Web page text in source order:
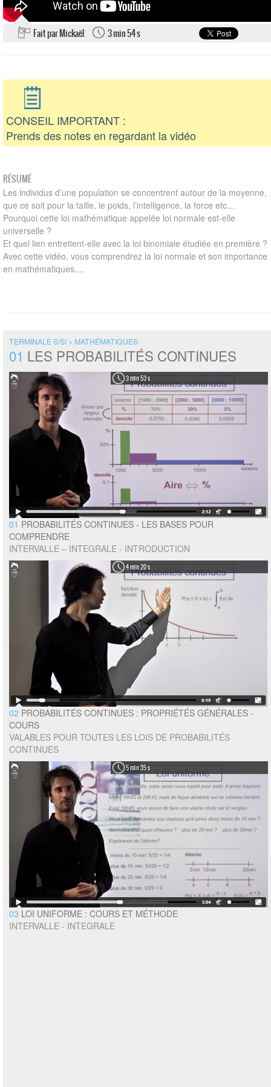
Fait par Mickaël 3 min 54 s
CONSEIL IMPORTANT :
Prends des notes en regardant la vidéo
RÉSUMÉ
Les individus d’une population se concentrent autour de la moyenne,
que ce soit pour la taille, le poids, l’intelligence, la force etc…
Pourquoi cette loi mathématique appelée loi normale est-elle
universelle ?
Et quel lien entretient-elle avec la loi binomiale étudiée en première ?
Avec cette vidéo, vous comprendrez la loi normale et son importance
en mathématiques....
TERMINALE S/SI > MATHÉMATIQUES
01 LES PROBABILITÉS CONTINUES
3 min 53 s
01 PROBABILITÉS CONTINUES - LES BASES POUR
COMPRENDRE
INTERVALLE – INTEGRALE - INTRODUCTION
4 min 20 s
02 PROBABILITÉS CONTINUES : PROPRIÉTÉS GÉNÉRALES -
COURS
VALABLES POUR TOUTES LES LOIS DE PROBABILITÉS
CONTINUES
5 min 35 s
03 LOI UNIFORME : COURS ET MÉTHODE
INTERVALLE - INTEGRALE